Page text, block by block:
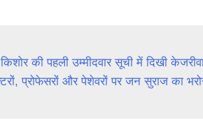
की पहली उम्मीदवार सूची में दिखी
प्रोफेसरों और पेशेवरों पर जन सुराज का